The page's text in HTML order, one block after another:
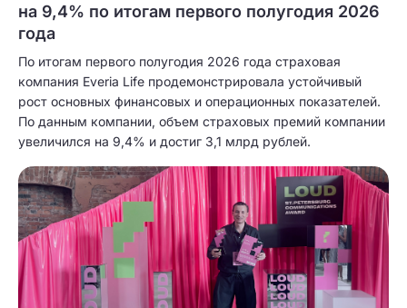
на 9,4% по итогам первого полугодия 2026
года
По итогам первого полугодия 2026 года страховая
компания Everia Life продемонстрировала устойчивый
рост основных финансовых и операционных показателей.
По данным компании, объем страховых премий компании
увеличился на 9,4% и достиг 3,1 млрд рублей.